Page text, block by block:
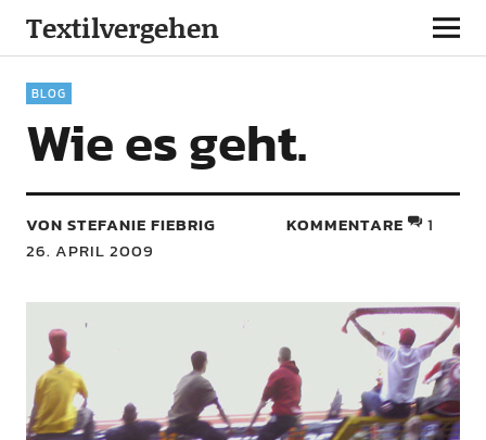
Textilvergehen
BLOG
Wie es geht.
VON STEFANIE FIEBRIG
26. APRIL 2009
KOMMENTARE 1